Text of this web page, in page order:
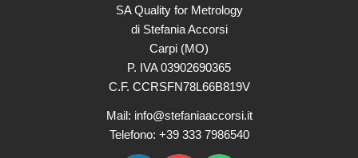
SA Quality for Metrology
di Stefania Accorsi
Carpi (MO)
P. IVA 03902690365
C.F. CCRSFN78L66B819V
Mail: info@stefaniaaccorsi.it
Telefono: +39 333 7986540